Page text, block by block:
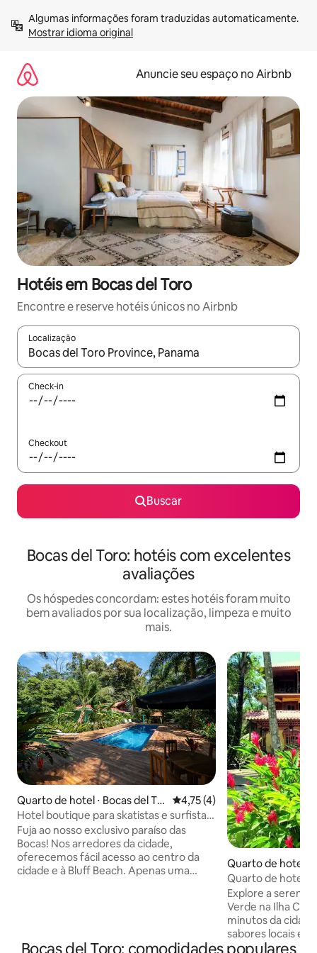
para
Mostrar idioma original
Anuncie seu espaço no Airbnb
Hotéis em Bocas del Toro
Encontre e reserve hotéis únicos no Airbnb
Localização
Quando os resultados estiverem disponíveis, explore-os
Check-in
Checkout
Buscar
Bocas del Toro: hotéis com excelentes
avaliações
Os hóspedes concordam: estes hotéis foram muito
bem avaliados por sua localização, limpeza e muito
mais.
Quarto de hotel ⋅ Bocas del Tor
o
4,75 de uma avaliação média
4,75 (4)
Hotel boutique para skatistas e surfistas
| Quarto 4 (cama queen size + duas
camas de solteiro)
Fuja ao nosso exclusivo paraíso das
Bocas! Nos arredores da cidade,
oferecemos fácil acesso ao centro da
cidade e à Bluff Beach. Apenas uma
Quarto de hotel ⋅
ro
Quarto de hotel
Explore a
Verde na Ilha
minutos da
sabores locais e
restaurantes
Bocas del Toro: comodidades populares